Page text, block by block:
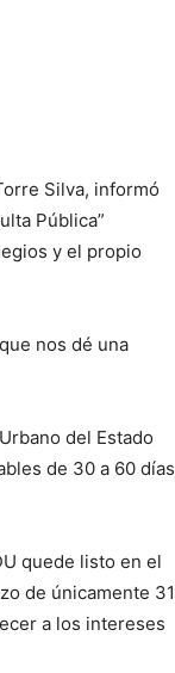
Silva, informó
Pública”
y el propio
nos dé una
del Estado
de 30 a 60 días
quede listo en el
de únicamente 31
a los intereses